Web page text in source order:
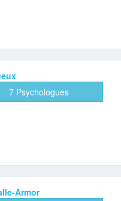
7 Psychologues
Armor